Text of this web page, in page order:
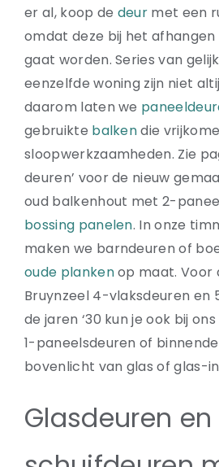
er al, koop de deur met een
omdat deze bij het afhangen
gaat worden. Series van
eenzelfde woning zijn niet
daarom laten we
gebruikte balkendie
sloopwerkzaamheden. Zie
deuren’ voor de nieuw
oud balkenhout met 2-
bossing panelen. In onze
maken we barndeuren of
oude plankenop maat. Voor
Bruynzeel 4-vlaksdeuren en
de jaren ‘30 kun je ook bij
1-paneelsdeuren of
bovenlicht van glas of glas-
Glasdeuren en